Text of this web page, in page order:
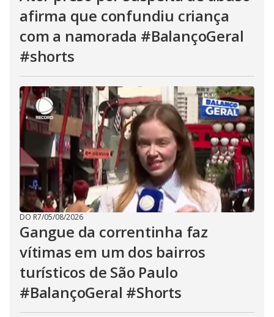
afirma que confundiu criança
com a namorada #BalançoGeral
#shorts
DO R7/05/08/2026
Gangue da correntinha faz
vítimas em um dos bairros
turísticos de São Paulo
#BalançoGeral #Shorts